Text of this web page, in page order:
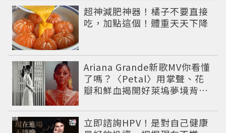
超神減肥神器！橘子不要直接
吃，加點這個！體重天天下降
PR
Ariana Grande新歌MV你看懂
了嗎？〈Petal〉用掌聲、花
瓣和鮮血揭開好萊塢夢境背後
立即諮詢HPV！是對自己健康
PR